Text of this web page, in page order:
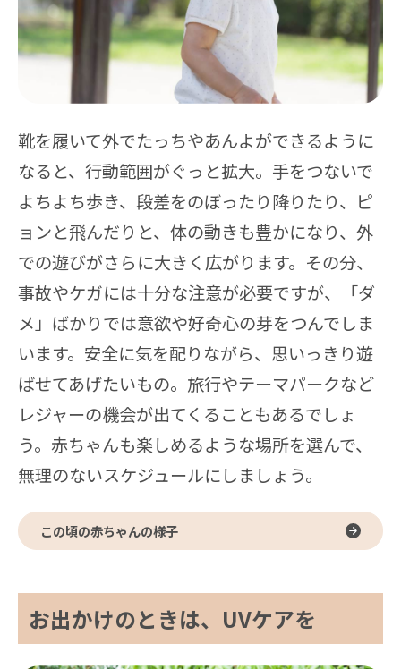
靴を履いて外でたっちやあんよができるように
なると、行動範囲がぐっと拡大。手をつないで
よちよち歩き、段差をのぼったり降りたり、ピ
ョンと飛んだりと、体の動きも豊かになり、外
での遊びがさらに大きく広がります。その分、
事故やケガには十分な注意が必要ですが、「ダ
メ」ばかりでは意欲や好奇心の芽をつんでしま
います。安全に気を配りながら、思いっきり遊
ばせてあげたいもの。旅行やテーマパークなど
レジャーの機会が出てくることもあるでしょ
う。赤ちゃんも楽しめるような場所を選んで、
無理のないスケジュールにしましょう。
この頃の赤ちゃんの様子
お出かけのときは、UVケアを